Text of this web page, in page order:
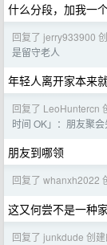
什么分段，加我一
回复了 jerry933900
是留守老人
年轻人离开家本来
回复了 LeoHuntercn
时间 OK」：朋友聚
朋友到哪领
回复了 whanxh2022
这又何尝不是一种
回复了 junkdude 创